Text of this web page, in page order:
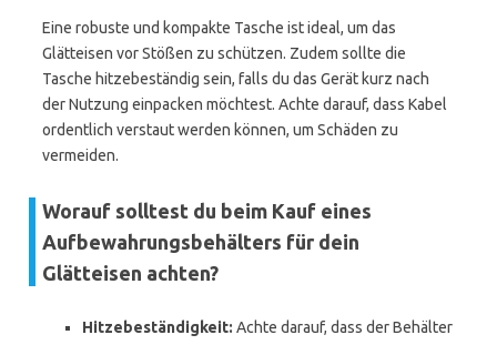
Eine robuste und kompakte Tasche ist ideal, um das
Glätteisen vor Stößen zu schützen. Zudem sollte die
Tasche hitzebeständig sein, falls du das Gerät kurz nach
der Nutzung einpacken möchtest. Achte darauf, dass Kabel
ordentlich verstaut werden können, um Schäden zu
vermeiden.
Worauf solltest du beim Kauf eines
Aufbewahrungsbehälters für dein
Glätteisen achten?
Hitzebeständigkeit: Achte darauf, dass der Behälter